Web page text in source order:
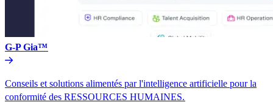
G-P Gia™​​
Conseils et solutions alimentés par l'intelligence artificielle pour la
conformité des RESSOURCES HUMAINES.​​